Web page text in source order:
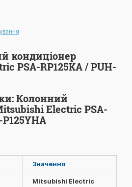
кондиціонер
PSA-RP125KA / PUH-
Колонний
Electric PSA-
Значення
Mitsubishi Electric